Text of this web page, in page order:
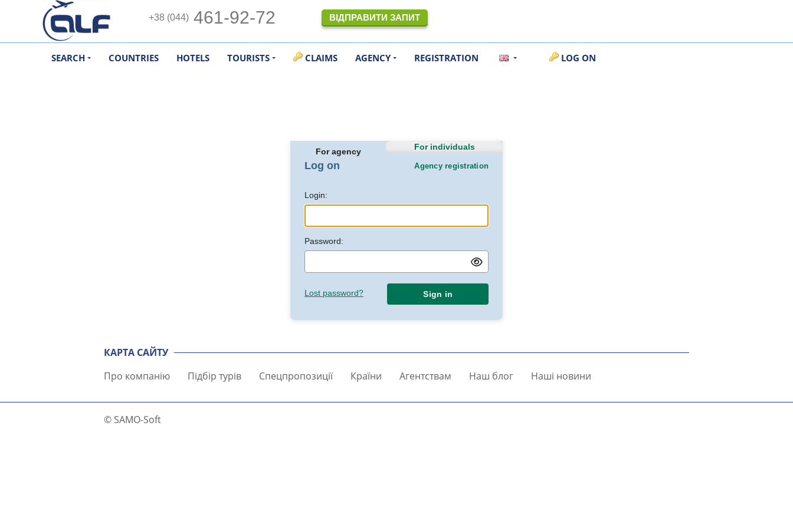
+38 (044) 461-92-72 ВІДПРАВИТИ ЗАПИТ
SEARCH COUNTRIES HOTELS TOURISTS CLAIMS AGENCY REGISTRATION LOG ON
For agency For individuals
Log on Agency registration
Login:
Password:
Lost password? Sign in
КАРТА САЙТУ
Про компанію
Підбір турів Спецпропозиції Країни Агентствам Наш блог Наші новини
© SAMO-Soft